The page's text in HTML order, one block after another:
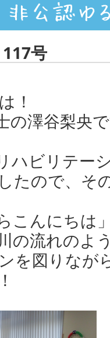
号
！
の澤谷梨央
ハビリテー
たので、そ
こんにちは
の流れのよ
を図りなが